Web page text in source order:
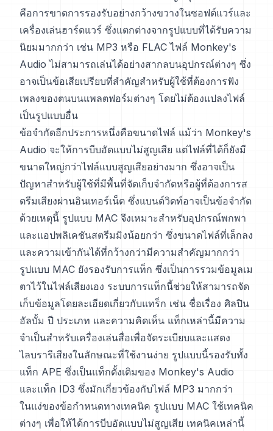
คือการขาดการรองรับอย่างกว้างขวางในซอฟต์แวร์และ
เครื่องเล่นฮาร์ดแวร์ ซึ่งแตกต่างจากรูปแบบที่ได้รับความ
นิยมมากกว่า เช่น MP3 หรือ FLAC ไฟล์ Monkey's
Audio ไม่สามารถเล่นได้อย่างสากลบนอุปกรณ์ต่างๆ ซึ่ง
อาจเป็นข้อเสียเปรียบที่สำคัญสำหรับผู้ใช้ที่ต้องการฟัง
เพลงของตนบนแพลตฟอร์มต่างๆ โดยไม่ต้องแปลงไฟล์
เป็นรูปแบบอื่น
ข้อจำกัดอีกประการหนึ่งคือขนาดไฟล์ แม้ว่า Monkey's
Audio จะให้การบีบอัดแบบไม่สูญเสีย แต่ไฟล์ที่ได้ก็ยังมี
ขนาดใหญ่กว่าไฟล์แบบสูญเสียอย่างมาก ซึ่งอาจเป็น
ปัญหาสำหรับผู้ใช้ที่มีพื้นที่จัดเก็บจำกัดหรือผู้ที่ต้องการส
ตรีมเสียงผ่านอินเทอร์เน็ต ซึ่งแบนด์วิดท์อาจเป็นข้อจำกัด
ด้วยเหตุนี้ รูปแบบ MAC จึงเหมาะสำหรับอุปกรณ์พกพา
และแอปพลิเคชันสตรีมมิงน้อยกว่า ซึ่งขนาดไฟล์ที่เล็กลง
และความเข้ากันได้ที่กว้างกว่ามีความสำคัญมากกว่า
รูปแบบ MAC ยังรองรับการแท็ก ซึ่งเป็นการรวมข้อมูลเม
ตาไว้ในไฟล์เสียงเอง ระบบการแท็กนี้ช่วยให้สามารถจัด
เก็บข้อมูลโดยละเอียดเกี่ยวกับแทร็ก เช่น ชื่อเรื่อง ศิลปิน
อัลบั้ม ปี ประเภท และความคิดเห็น แท็กเหล่านี้มีความ
จำเป็นสำหรับเครื่องเล่นสื่อเพื่อจัดระเบียบและแสดง
ไลบรารีเสียงในลักษณะที่ใช้งานง่าย รูปแบบนี้รองรับทั้ง
แท็ก APE ซึ่งเป็นแท็กดั้งเดิมของ Monkey's Audio
และแท็ก ID3 ซึ่งมักเกี่ยวข้องกับไฟล์ MP3 มากกว่า
ในแง่ของข้อกำหนดทางเทคนิค รูปแบบ MAC ใช้เทคนิค
ต่างๆ เพื่อให้ได้การบีบอัดแบบไม่สูญเสีย เทคนิคเหล่านี้